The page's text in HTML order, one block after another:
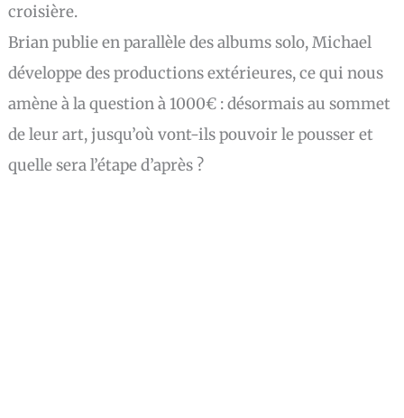
croisière.
Brian publie en parallèle des albums solo, Michael
développe des productions extérieures, ce qui nous
amène à la question à 1000€ : désormais au sommet
de leur art, jusqu’où vont-ils pouvoir le pousser et
quelle sera l’étape d’après ?